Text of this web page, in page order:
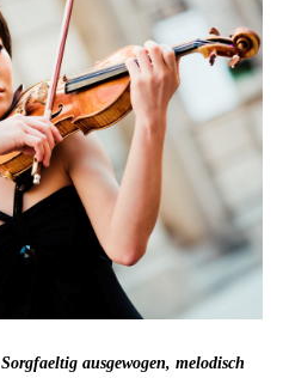
Sorgfaeltig ausgewogen, melodisch